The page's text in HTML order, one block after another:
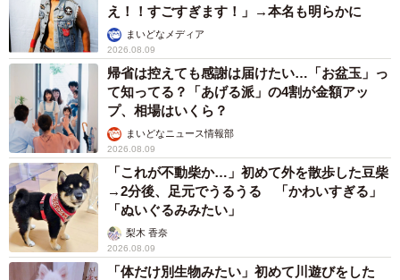
え！！すごすぎます！」→本名も明らかに
まいどなメディア
2026.08.09
帰省は控えても感謝は届けたい…「お盆玉」っ
て知ってる？「あげる派」の4割が金額アッ
プ、相場はいくら？
まいどなニュース情報部
2026.08.09
「これが不動柴か…」初めて外を散歩した豆柴
→2分後、足元でうるうる 「かわいすぎる」
「ぬいぐるみみたい」
梨木 香奈
2026.08.09
「体だけ別生物みたい」初めて川遊びをした